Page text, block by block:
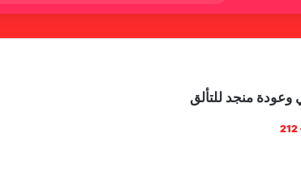
منجد للتألق
212